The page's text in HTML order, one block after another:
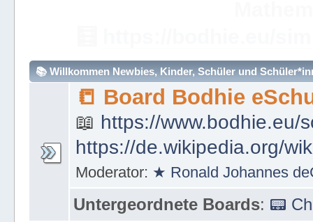
📚 Willkommen Newbies, Kinder, Schüler und
📒 Board Bodhie
📖 https://www.bodhie.eu/
https://de.wikipedia.org/
Moderator: ★ Ronald Johannes
Untergeordnete Boards: 📟